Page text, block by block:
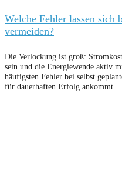
Welche Fehler lassen sich
vermeiden?
Die Verlockung ist groß:
sein und die Energiewende aktiv
häufigsten Fehler bei selbst
für dauerhaften Erfolg ankommt.